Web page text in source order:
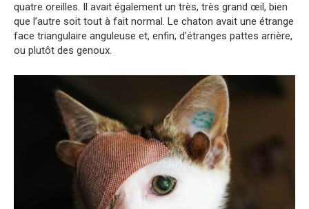
quatre oreilles. Il avait également un très, très grand œil, bien
que l’autre soit tout à fait normal. Le chaton avait une étrange
face triangulaire anguleuse et, enfin, d’étranges pattes arrière,
ou plutôt des genoux.